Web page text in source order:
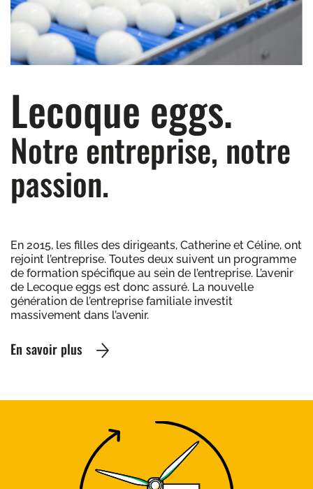
Lecoque eggs.
Notre entreprise, notre
passion.
En 2015, les filles des dirigeants, Catherine et Céline, ont
rejoint l’entreprise. Toutes deux suivent un programme
de formation spécifique au sein de l’entreprise. L’avenir
de Lecoque eggs est donc assuré. La nouvelle
génération de l’entreprise familiale investit
massivement dans l’avenir.
En savoir plus